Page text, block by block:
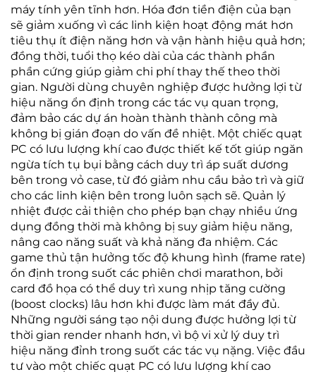
máy tính yên tĩnh hơn. Hóa đơn tiền điện của bạn
sẽ giảm xuống vì các linh kiện hoạt động mát hơn
tiêu thụ ít điện năng hơn và vận hành hiệu quả hơn;
đồng thời, tuổi thọ kéo dài của các thành phần
phần cứng giúp giảm chi phí thay thế theo thời
gian. Người dùng chuyên nghiệp được hưởng lợi từ
hiệu năng ổn định trong các tác vụ quan trọng,
đảm bảo các dự án hoàn thành thành công mà
không bị gián đoạn do vấn đề nhiệt. Một chiếc quạt
PC có lưu lượng khí cao được thiết kế tốt giúp ngăn
ngừa tích tụ bụi bằng cách duy trì áp suất dương
bên trong vỏ case, từ đó giảm nhu cầu bảo trì và giữ
cho các linh kiện bên trong luôn sạch sẽ. Quản lý
nhiệt được cải thiện cho phép bạn chạy nhiều ứng
dụng đồng thời mà không bị suy giảm hiệu năng,
nâng cao năng suất và khả năng đa nhiệm. Các
game thủ tận hưởng tốc độ khung hình (frame rate)
ổn định trong suốt các phiên chơi marathon, bởi
card đồ họa có thể duy trì xung nhịp tăng cường
(boost clocks) lâu hơn khi được làm mát đầy đủ.
Những người sáng tạo nội dung được hưởng lợi từ
thời gian render nhanh hơn, vì bộ vi xử lý duy trì
hiệu năng đỉnh trong suốt các tác vụ nặng. Việc đầu
tư vào một chiếc quạt PC có lưu lượng khí cao